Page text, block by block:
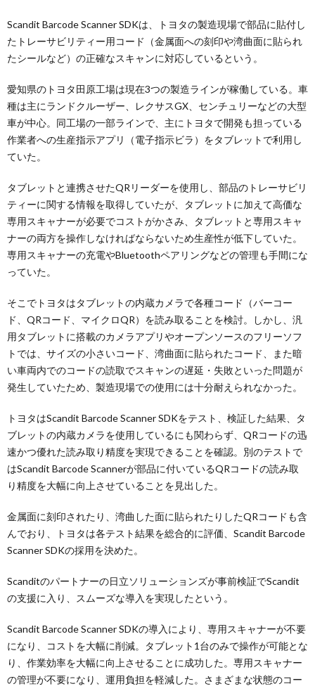
Scandit Barcode Scanner SDKは、トヨタの製造現場で部品に貼付し
たトレーサビリティー用コード（金属面への刻印や湾曲面に貼られ
たシールなど）の正確なスキャンに対応しているという。
愛知県のトヨタ田原工場は現在3つの製造ラインが稼働している。車
種は主にランドクルーザー、レクサスGX、センチュリーなどの大型
車が中心。同工場の一部ラインで、主にトヨタで開発も担っている
作業者への生産指示アプリ（電子指示ビラ）をタブレットで利用し
ていた。
タブレットと連携させたQRリーダーを使用し、部品のトレーサビリ
ティーに関する情報を取得していたが、タブレットに加えて高価な
専用スキャナーが必要でコストがかさみ、タブレットと専用スキャ
ナーの両方を操作しなければならないため生産性が低下していた。
専用スキャナーの充電やBluetoothペアリングなどの管理も手間にな
っていた。
そこでトヨタはタブレットの内蔵カメラで各種コード（バーコー
ド、QRコード、マイクロQR）を読み取ることを検討。しかし、汎
用タブレットに搭載のカメラアプリやオープンソースのフリーソフ
トでは、サイズの小さいコード、湾曲面に貼られたコード、また暗
い車両内でのコードの読取でスキャンの遅延・失敗といった問題が
発生していたため、製造現場での使用には十分耐えられなかった。
トヨタはScandit Barcode Scanner SDKをテスト、検証した結果、タ
ブレットの内蔵カメラを使用しているにも関わらず、QRコードの迅
速かつ優れた読み取り精度を実現できることを確認。別のテストで
はScandit Barcode Scannerが部品に付いているQRコードの読み取
り精度を大幅に向上させていることを見出した。
金属面に刻印されたり、湾曲した面に貼られたりしたQRコードも含
んでおり、トヨタは各テスト結果を総合的に評価、Scandit Barcode
Scanner SDKの採用を決めた。
Scanditのパートナーの日立ソリューションズが事前検証でScandit
の支援に入り、スムーズな導入を実現したという。
Scandit Barcode Scanner SDKの導入により、専用スキャナーが不要
になり、コストを大幅に削減。タブレット1台のみで操作が可能とな
り、作業効率を大幅に向上させることに成功した。専用スキャナー
の管理が不要になり、運用負担を軽減した。さまざまな状態のコー